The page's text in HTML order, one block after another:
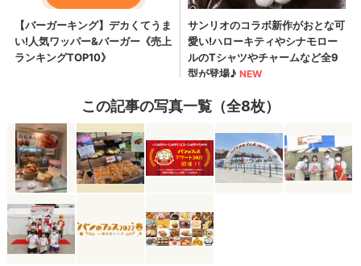
この記事の写真一覧（全8枚）